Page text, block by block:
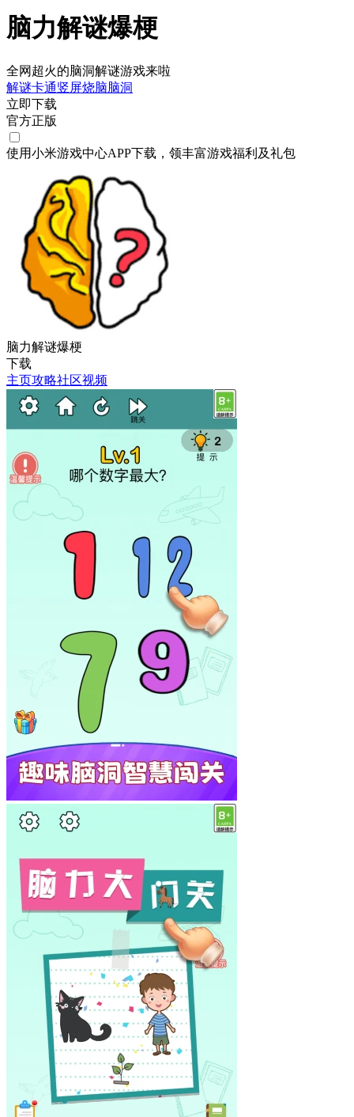
脑力解谜爆梗
全网超火的脑洞解谜游戏来啦
解谜卡通竖屏烧脑脑洞
立即下载
官方正版
使用小米游戏中心APP下载 ，领丰富游戏福利 及礼包
脑力解谜爆梗
下载
主页攻略社区视频